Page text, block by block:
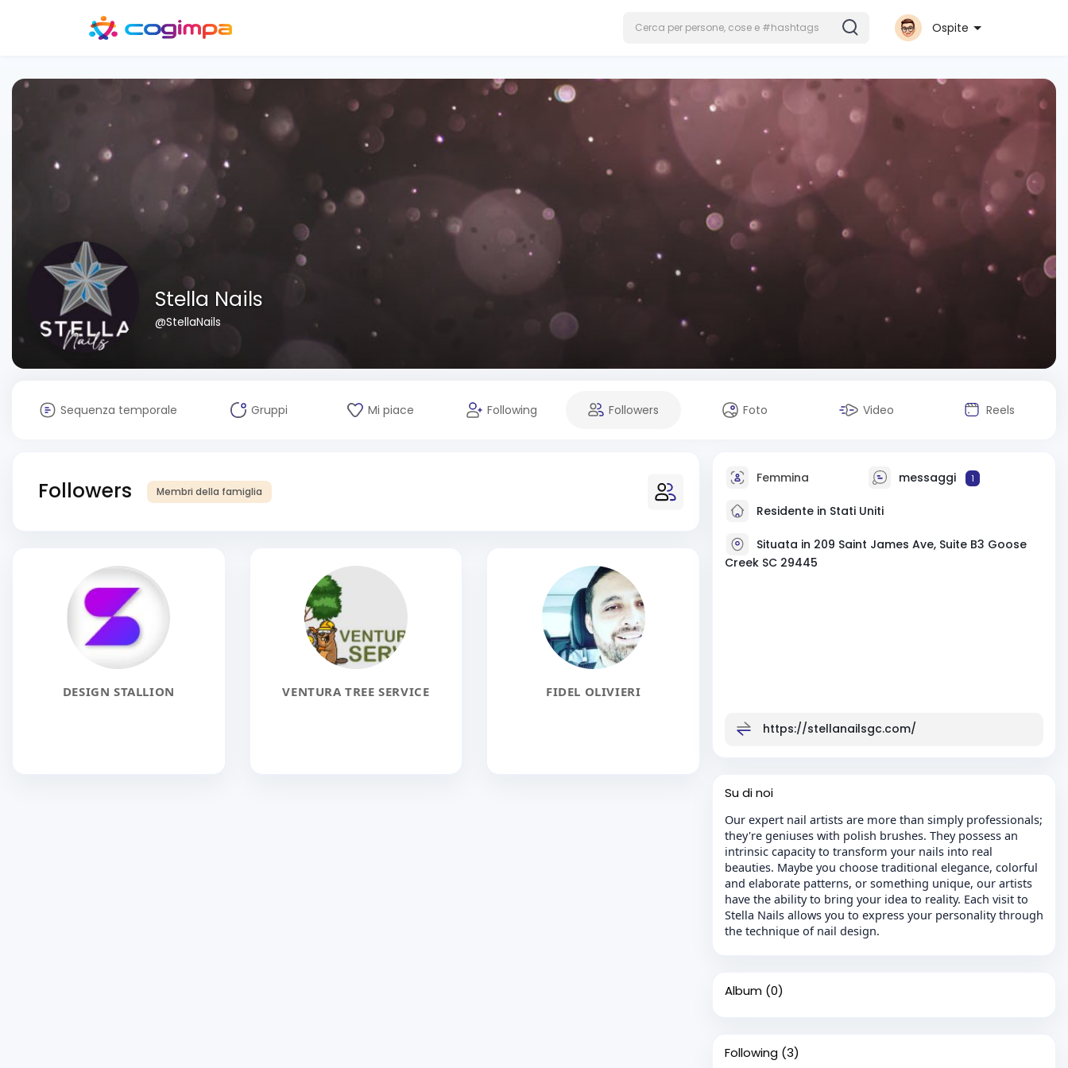
Ospite
Stella Nails
@StellaNails
Sequenza temporale Gruppi Mi piace Following Followers Foto Video Reels
Followers Membri della famiglia
DESIGN STALLION VENTURA TREE SERVICE FIDEL OLIVIERI
Femmina messaggi 1
Residente in Stati Uniti
Situata in 209 Saint James Ave, Suite B3 Goose
Creek SC 29445
https://stellanailsgc.com/
Su di noi
Our expert nail artists are more than simply professionals;
they're geniuses with polish brushes. They possess an
intrinsic capacity to transform your nails into real
beauties. Maybe you choose traditional elegance, colorful
and elaborate patterns, or something unique, our artists
have the ability to bring your idea to reality. Each visit to
Stella Nails allows you to express your personality through
the technique of nail design.
Album (0)
Following (3)